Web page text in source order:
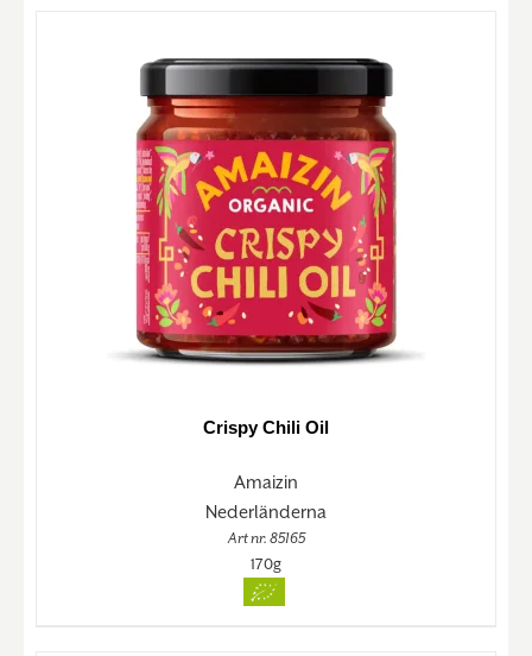
Crispy Chili Oil
Amaizin
Nederländerna
Art nr. 85165
170g